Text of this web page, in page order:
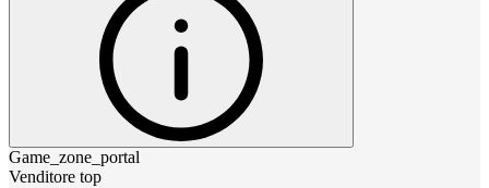
Game_zone_portal
Venditore top